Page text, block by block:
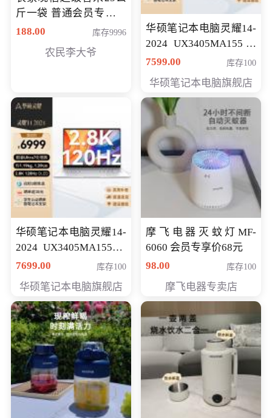
斤一袋 普通会员专享价
格178元
188.00 库存9996
农民李大爷
华硕笔记本电脑灵耀14-
2024 UX3405MA155冰
川银 oled 智慧轻薄本 会
7599.00 库存100
华硕笔记本电脑旗舰店
华硕笔记本电脑灵耀14-
2024 UX3405MA155夜
空蓝 oled 智慧轻薄本 会
7699.00 库存100
华硕笔记本电脑旗舰店
摩飞电器灭蚊灯MF-
6060 会员专享价68元
98.00
库存100
摩飞电器专卖店